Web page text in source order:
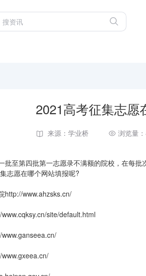
2021高考征集志愿
来源：学业桥 浏览量
批至第四批第一志愿录不满额的院校，在每
志愿在哪个网站填报呢?
http://www.ahzsks.cn/
site/default.html